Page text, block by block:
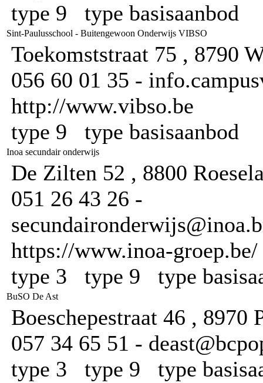
type 9 type basisaanbod
Sint-Paulusschool - Buitengewoon Onderwijs VIBSO
Toekomststraat 75 , 8790
056 60 01 35 -
http://www.vibso.be
type 9 type basisaanbod
Inoa secundair onderwijs
De Zilten 52 , 8800
051 26 43 26 -
https://www.inoa-groep.be/
type 3 type 9 type
BuSO De Ast
Boeschepestraat 46 , 8970
057 34 65 51 -
type 3 type 9 type